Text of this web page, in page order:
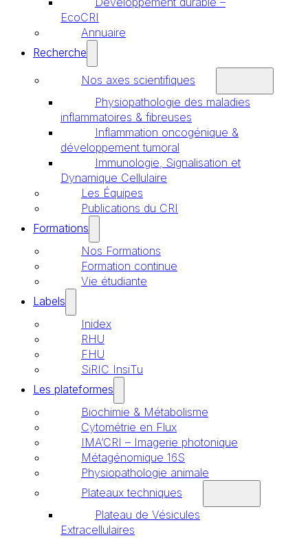
EcoCRI
Annuaire
Recherche
Nos axes scientifiques
Physiopathologie des maladies
inflammatoires & fibreuses
Inflammation oncogénique &
développement tumoral
Immunologie, Signalisation et
Dynamique Cellulaire
Les Équipes
Publications du CRI
Formations
Nos Formations
Formation continue
Vie étudiante
Labels
Inidex
RHU
FHU
SiRIC InsiTu
Les plateformes
Biochimie & Métabolisme
Cytométrie en Flux
IMA’CRI – Imagerie photonique
Métagénomique 16S
Physiopathologie animale
Plateaux techniques
Plateau de Vésicules
Extracellulaires